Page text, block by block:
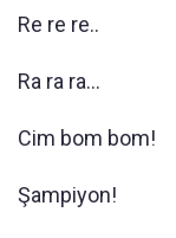
Re re re..
Ra ra ra…
Cim bom bom!
Şampiyon!